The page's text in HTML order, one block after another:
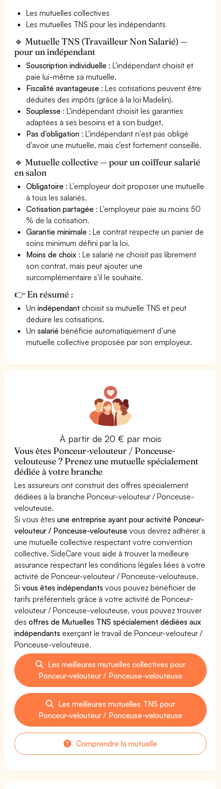
Les mutuelles collectives
Les mutuelles TNS pour les indépendants
🔹 Mutuelle TNS (Travailleur Non Salarié) —
pour un indépendant
Souscription individuelle : L'indépendant choisit et
paie lui-même sa mutuelle.
Fiscalité avantageuse : Les cotisations peuvent être
déduites des impôts (grâce à la loi Madelin).
Souplesse : L'indépendant choisit les garanties
adaptées à ses besoins et à son budget.
Pas d’obligation : L'indépendant n'est pas obligé
d’avoir une mutuelle, mais c’est fortement conseillé.
🔹 Mutuelle collective — pour un coiffeur salarié
en salon
Obligatoire : L’employeur doit proposer une mutuelle
à tous les salariés.
Cotisation partagée : L’employeur paie au moins 50
% de la cotisation.
Garantie minimale : Le contrat respecte un panier de
soins minimum défini par la loi.
Moins de choix : Le salarié ne choisit pas librement
son contrat, mais peut ajouter une
surcomplémentaire s’il le souhaite.
👉 En résumé :
Unindépendant choisit sa mutuelle TNS et peut
déduire les cotisations.
Unsalarié bénéficie automatiquement d’une
mutuelle collective proposée par son employeur.
À partir de 20 € par mois
Vous êtes Ponceur-velouteur / Ponceuse-
velouteuse ? Prenez une mutuelle spécialement
dédiée à votre branche
Les assureurs ont construit des offres spécialement
dédiées à la branche Ponceur-velouteur / Ponceuse-
velouteuse.
Si vous êtesune entreprise ayant pour activité Ponceur-
velouteur / Ponceuse-velouteuse vous devrez adhérer à
une mutuelle collective respectant votre convention
collective. SideCare vous aide à trouver la meilleure
assurance respectant les conditions légales liées à votre
activité de Ponceur-velouteur / Ponceuse-velouteuse.
Sivous êtes indépendants vous pouvez bénéficier de
tarifs préférentiels grâce à votre activité de Ponceur-
velouteur / Ponceuse-velouteuse, vous pouvez trouver
desoffres de Mutuelles TNS spécialement dédiées aux
indépendants exerçant le travail de Ponceur-velouteur /
Ponceuse-velouteuse.
Les meilleures mutuelles collectives pour
Ponceur-velouteur / Ponceuse-velouteuse
Les meilleures mutuelles TNS pour
Ponceur-velouteur / Ponceuse-velouteuse
Comprendre la mutuelle